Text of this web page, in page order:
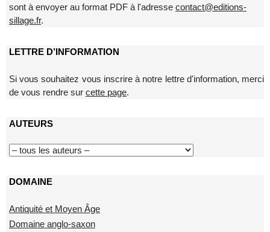
sont à envoyer au format PDF à l'adresse contact@editions-
sillage.fr.
LETTRE D’INFORMATION
Si vous souhaitez vous inscrire à notre lettre d'information, merci
de vous rendre sur cette page.
AUTEURS
DOMAINE
Antiquité et Moyen Âge
Domaine anglo-saxon